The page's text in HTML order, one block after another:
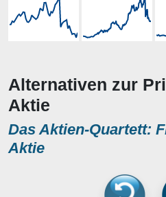
Alternativen zur
Aktie
Das Aktien-Quartett:
Aktie